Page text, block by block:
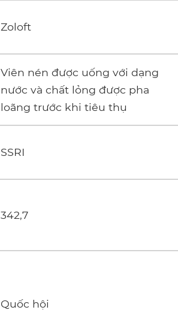
Zoloft
Viên nén được uống với dạng
nước và chất lỏng được pha
loãng trước khi tiêu thụ
SSRI
342,7
Quốc hội